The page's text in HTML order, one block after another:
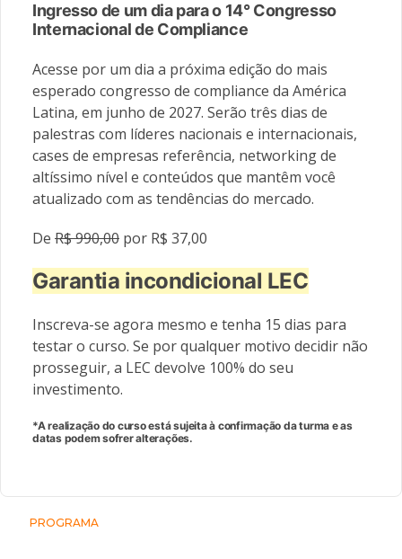
Ingresso de um dia para o 14° Congresso
Internacional de Compliance
Acesse por um dia a próxima edição do mais
esperado congresso de compliance da América
Latina, em junho de 2027. Serão três dias de
palestras com líderes nacionais e internacionais,
cases de empresas referência, networking de
altíssimo nível e conteúdos que mantêm você
atualizado com as tendências do mercado.
De R$ 990,00 por R$ 37,00
Garantia incondicional LEC
Inscreva-se agora mesmo e tenha 15 dias para
testar o curso. Se por qualquer motivo decidir não
prosseguir, a LEC devolve 100% do seu
investimento.
*A realização do curso está sujeita à confirmação da turma e as
datas podem sofrer alterações.
PROGRAMA